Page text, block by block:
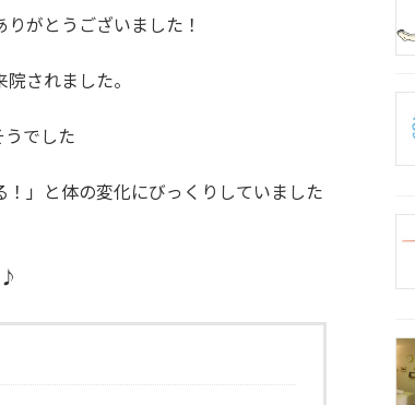
がとうございました！
されました。
でした
」と体の変化にびっくりしていました